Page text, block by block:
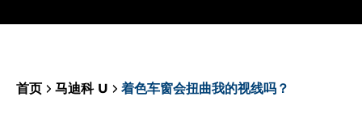
首页 马迪科 U 着色车窗会扭曲我的视线吗？